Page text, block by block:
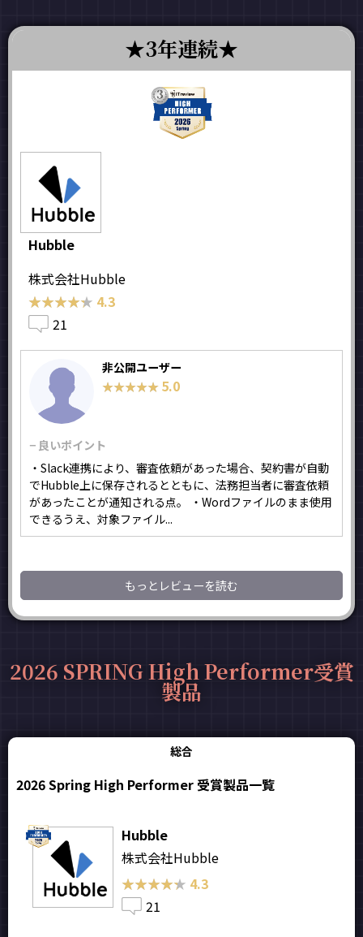
3年連続
Hubble
株式会社Hubble
★★★★★
★★★★★ 4.3
21
非公開ユーザー
★★★★★
★★★★★ 5.0
− 良いポイント
・Slack連携により、審査依頼があった場合、契約書が自動
でHubble上に保存されるとともに、法務担当者に審査依頼
があったことが通知される点。 ・Wordファイルのまま使用
できるうえ、対象ファイル...
もっとレビューを読む
2026 SPRING High Performer受賞
製品
総合
2026 Spring High Performer 受賞製品一覧
Hubble
株式会社Hubble
★★★★★
★★★★★ 4.3
21